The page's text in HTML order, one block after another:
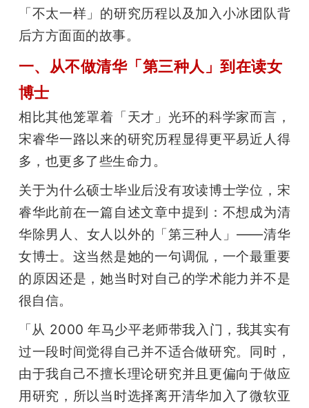
「不太一样」的研究历程以及加入小冰团队背
后方方面面的故事。
一、从不做清华「第三种人」到在读女
博士
相比其他笼罩着「天才」光环的科学家而言，
宋睿华一路以来的研究历程显得更平易近人得
多，也更多了些生命力。
关于为什么硕士毕业后没有攻读博士学位，宋
睿华此前在一篇自述文章中提到：不想成为清
华除男人、女人以外的「第三种人」——清华
女博士。这当然是她的一句调侃，一个最重要
的原因还是，她当时对自己的学术能力并不是
很自信。
「从 2000 年马少平老师带我入门，我其实有
过一段时间觉得自己并不适合做研究。同时，
由于我自己不擅长理论研究并且更偏向于做应
用研究，所以当时选择离开清华加入了微软亚